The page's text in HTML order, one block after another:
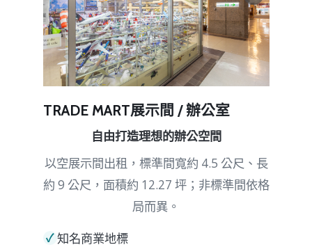
TRADE MART展示間 / 辦公室
自由打造理想的辦公空間
以空展示間出租，標準間寬約 4.5 公尺、長
約 9 公尺，面積約 12.27 坪；非標準間依格
局而異。
✓ 知名商業地標